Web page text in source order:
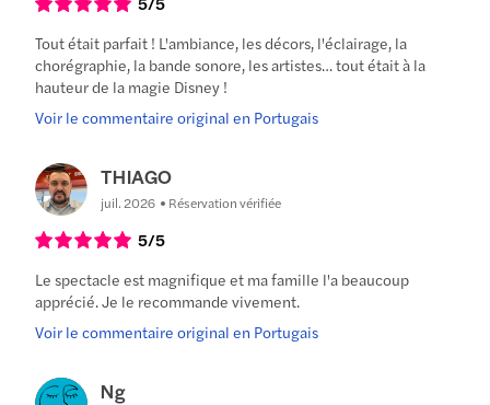
Tout était parfait ! L'ambiance, les décors, l'éclairage, la
chorégraphie, la bande sonore, les artistes… tout était à la
hauteur de la magie Disney !
Voir le commentaire original en Portugais
THIAGO
juil. 2026 Réservation vérifiée
5/5
Le spectacle est magnifique et ma famille l'a beaucoup
apprécié. Je le recommande vivement.
Voir le commentaire original en Portugais
Ng